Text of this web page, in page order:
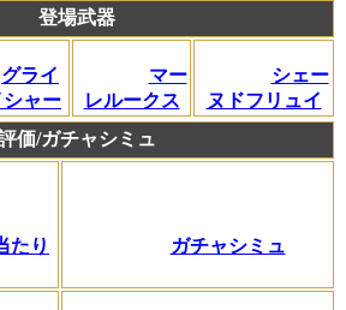
登場武器
グライ
シャー
マー
レルークス
シェー
ヌドフリュイ
価/ガチャシミュ
たり
ガチャシミュ